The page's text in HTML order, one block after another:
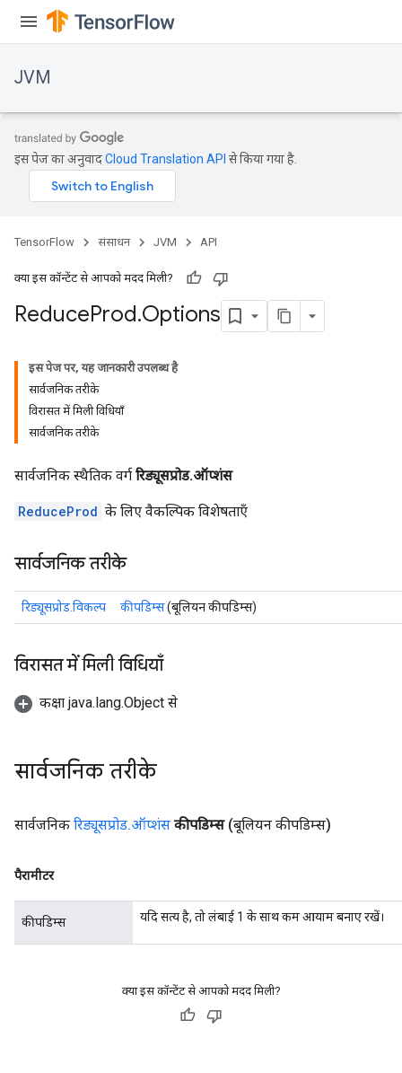
JVM
इस पेज का अनुवादCloud Translation API से किया गया है.
TensorFlow संसाधन JVM API
क्या इस कॉन्टेंट से आपको मदद मिली?
ReduceProd.Options
इस पेज पर, यह जानकारी उपलब्ध है
सार्वजनिक तरीके
विरासत में मिली विधियाँ
सार्वजनिक तरीके
सार्वजनिक स्थैतिक वर्ग रिड्यूसप्रोड.ऑप्शंस
ReduceProd के लिए वैकल्पिक विशेषताएँ
सार्वजनिक तरीके
रिड्यूसप्रोड.विकल्प कीपडिम्स(बूलियन कीपडिम्स)
विरासत में मिली विधियाँ
कक्षा java.lang.Object से
सार्वजनिक तरीके
सार्वजनिक रिड्यूसप्रोड.ऑप्शंस कीपडिम्स (बूलियन कीपडिम्स)
पैरामीटर
कीपडिम्स यदि सत्य है, तो लंबाई 1 के साथ कम आयाम बनाए रखें।
क्या इस कॉन्टेंट से आपको मदद मिली?